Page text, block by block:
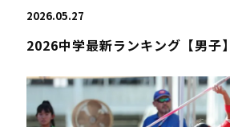
2026.05.27
2026中学最新ランキング【男子】